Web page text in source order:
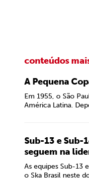
conteúdos
A Pequena
Em 1955, o São
América Latina.
Sub-13 e Sub-
seguem na
As equipes Sub-13
o Ska Brasil neste